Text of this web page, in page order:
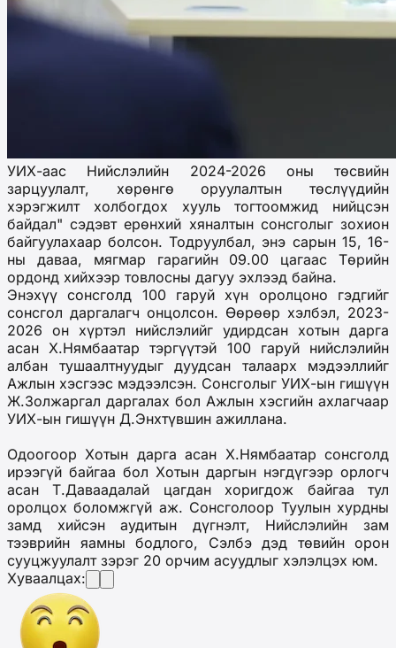
УИХ-аас Нийслэлийн 2024-2026 оны төсвийн
зарцуулалт, хөрөнгө оруулалтын төслүүдийн
хэрэгжилт холбогдох хууль тогтоомжид нийцсэн
байдал" сэдэвт ерөнхий хяналтын сонсголыг зохион
байгуулахаар болсон. Тодруулбал, энэ сарын 15, 16-
ны даваа, мягмар гарагийн 09.00 цагаас Төрийн
ордонд хийхээр товлосны дагуу эхлээд байна.
Энэхүү сонсголд 100 гаруй хүн оролцоно гэдгийг
сонсгол даргалагч онцолсон. Өөрөөр хэлбэл, 2023-
2026 он хүртэл нийслэлийг удирдсан хотын дарга
асан Х.Нямбаатар тэргүүтэй 100 гаруй нийслэлийн
албан тушаалтнуудыг дуудсан талаарх мэдээллийг
Ажлын хэсгээс мэдээлсэн. Сонсголыг УИХ-ын гишүүн
Ж.Золжаргал даргалах бол Ажлын хэсгийн ахлагчаар
УИХ-ын гишүүн Д.Энхтүвшин ажиллана.
Одоогоор Хотын дарга асан Х.Нямбаатар сонсголд
ирээгүй байгаа бол Хотын даргын нэгдүгээр орлогч
асан Т.Даваадалай цагдан хоригдож байгаа тул
оролцох боломжгүй аж. Сонсголоор Туулын хурдны
замд хийсэн аудитын дүгнэлт, Нийслэлийн зам
тээврийн яамны бодлого, Сэлбэ дэд төвийн орон
сууцжуулалт зэрэг 20 орчим асуудлыг хэлэлцэх юм.
Хуваалцах: